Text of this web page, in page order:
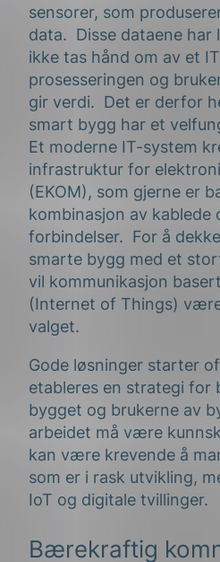
sensorer, som
data. Disse dataene har
ikke tas hånd om av et
prosesseringen og
gir verdi. Det er derfor
smart bygg har et
Et moderne IT-system
infrastruktur for
(EKOM), som gjerne er
kombinasjon av kablede
forbindelser. For å
smarte bygg med et
vil kommunikasjon
(Internet of Things)
valget.
Gode løsninger starter
etableres en strategi for
bygget og brukerne av
arbeidet må være
kan være krevende å
som er i rask utvikling,
IoT og digitale tvillinger.
Bærekraftig